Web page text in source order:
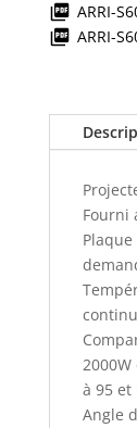
ARRI-
ARRI-
Fourni
à 95 et
Angle